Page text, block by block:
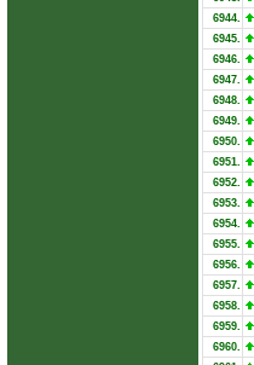
6944.
6945.
6946.
6947.
6948.
6949.
6950.
6951.
6952.
6953.
6954.
6955.
6956.
6957.
6958.
6959.
6960.